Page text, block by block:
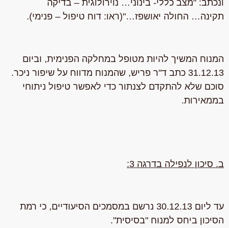
ונכתב: "מצב כללי- בינוני… נוירולוגית – בדיקה
תקינה… החולה יאושפז…"(ראו: דוח טיפול – פנימי).
המנוח המשיך להיות מטופל במחלקה הפנימית, וביום
31.12.13 כתב ד"ר פריש, שהמנוח מדווח על שיפור ניכר.
סוכם שלא להתקדם לצנתור כדי לאפשר טיפול ניתוחי
בממאירות.
ב. סיכון לנפילה בדרגה 3:
עד ליום 30.12.13 נרשם במסמכים הסיעודיים, כי רמת
הסיכון ביחס למנוח "בסיסית".